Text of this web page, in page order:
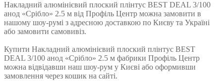
Накладний алюмінієвий плоский плінтус BEST DEAL 3/100
анод «Срібло» 2.5 м від Профiль Центр можна замовити в
нашому шоу-румі з адресною доставкою по Києву та Україні
або замовити самовивіз.
Купити Накладний алюмінієвий плоский плінтус BEST
DEAL 3/100 анод «Срібло» 2.5 м фабрики Профiль Центр
можна відвідавши наш шоу-рум у Києві або оформивши
замовлення через кошик на сайті.